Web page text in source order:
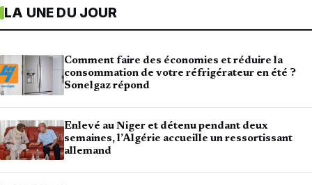
LA UNE DU JOUR
Comment faire des économies et réduire la
consommation de votre réfrigérateur en été ?
Sonelgaz répond
Enlevé au Niger et détenu pendant deux
semaines, l’Algérie accueille un ressortissant
allemand